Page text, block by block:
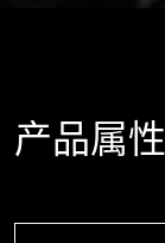
产品属性